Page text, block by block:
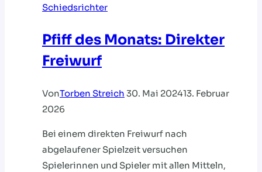
Schiedsrichter
Pfiff des Monats: Direkter
Freiwurf
VonTorben Streich 30. Mai 202413. Februar
2026
Bei einem direkten Freiwurf nach
abgelaufener Spielzeit versuchen
Spielerinnen und Spieler mit allen Mitteln,